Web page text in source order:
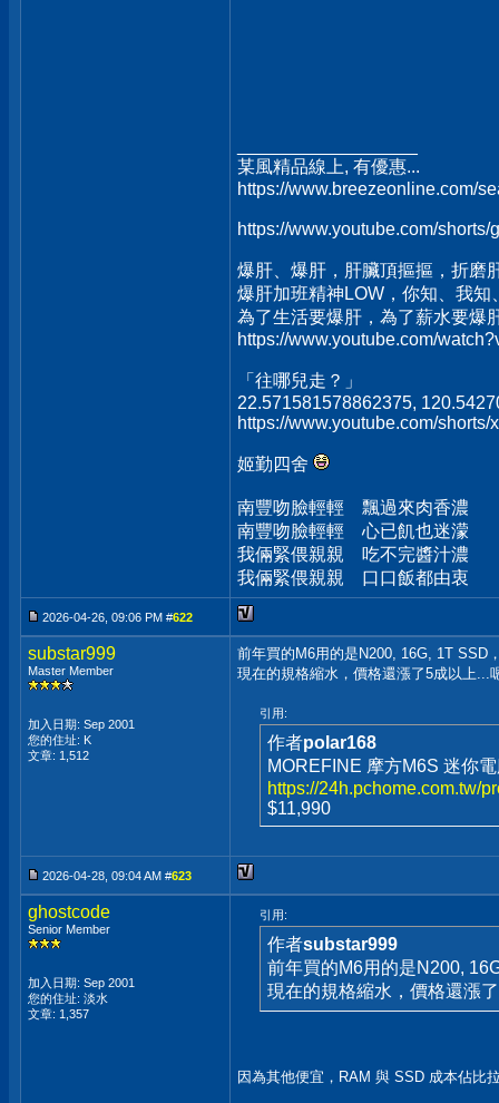
某風精品線上, 有優惠...
https://www.breezeonline.com/
https://www.youtube.com/shorts/
爆肝、爆肝，肝臟頂摳摳，折磨
爆肝加班精神LOW，你知、我知
為了生活要爆肝，為了薪水要爆
https://www.youtube.com/
「往哪兒走？」
22.571581578862375,
https://www.youtube.com/shorts/
姬勤四舍
南豐吻臉輕輕 飄過來肉香濃
南豐吻臉輕輕 心已飢也迷濛
我倆緊偎親親 吃不完醬汁濃
我倆緊偎親親 口口飯都由衷
2026-04-26, 09:06 PM #622
substar999
Master Member
加入日期: Sep 2001
您的住址: K
文章: 1,512
前年買的M6用的是N200, 16G, 1T SSD
現在的規格縮水，價格還漲了5成以上...
引用:
作者polar168
MOREFINE 摩方M6S 迷你
https://24h.pchome.com.tw/
$11,990
2026-04-28, 09:04 AM #623
ghostcode
Senior Member
加入日期: Sep 2001
您的住址: 淡水
文章: 1,357
引用:
作者substar999
前年買的M6用的是N200,
現在的規格縮水，價格還漲
因為其他便宜，RAM 與 SSD 成本佔比